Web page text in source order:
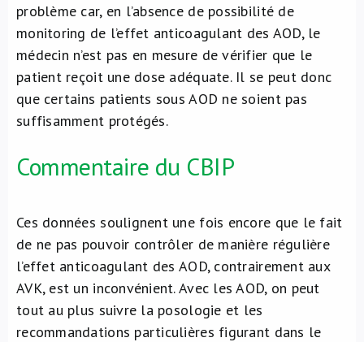
problème car, en l’absence de possibilité de
monitoring de l’effet anticoagulant des AOD, le
médecin n’est pas en mesure de vérifier que le
patient reçoit une dose adéquate. Il se peut donc
que certains patients sous AOD ne soient pas
suffisamment protégés.
Commentaire du CBIP
Ces données soulignent une fois encore que le fait
de ne pas pouvoir contrôler de manière régulière
l’effet anticoagulant des AOD, contrairement aux
AVK, est un inconvénient. Avec les AOD, on peut
tout au plus suivre la posologie et les
recommandations particulières figurant dans le